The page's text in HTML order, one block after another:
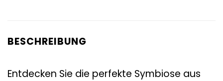
BESCHREIBUNG
Entdecken Sie die perfekte Symbiose aus